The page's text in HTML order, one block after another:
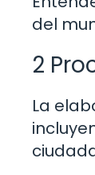
del
2
La